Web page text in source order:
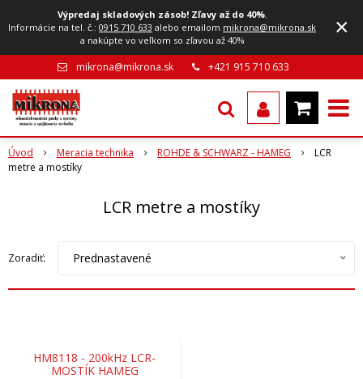
Výpredaj skladových zásob! Zľavy až do 40%.
Informácie na tel. č.:0915 710 633 alebo emailom mikrona@mikrona.sk
a nakúpte vo veľkom so zľavou až 40%
×
mikrona@mikrona.sk +421 915 710 633
Úvod Meracia technika ROHDE & SCHWARZ - HAMEG
LCR
metre a mostíky
LCR metre a mostíky
Zoradiť: Prednastavené
HM8118 - 200kHz LCR-
MOSTÍK HAMEG